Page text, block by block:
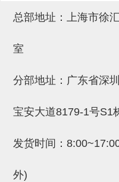
总部地址：上海市徐
室
分部地址：广东省深
宝安大道8179-1号S1
发货时间：
外)
吸着金具(小型)
吸着金具(大型)
防转式金具(连接用、角度调整
大型)